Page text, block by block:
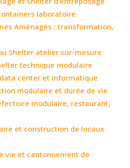
laboratoire
Aménagés : transformation,
Shelter atelier sur-mesure
technique modulaire
center et informatique
modulaire et durée de vie
modulaire, restaurant,
et construction de locaux
vie et cantonnement de